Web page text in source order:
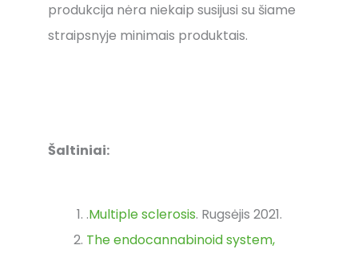
produkcija nėra niekaip susijusi su šiame
straipsnyje minimais produktais.
Šaltiniai:
.Multiple sclerosis. Rugsėjis 2021.
The endocannabinoid system,